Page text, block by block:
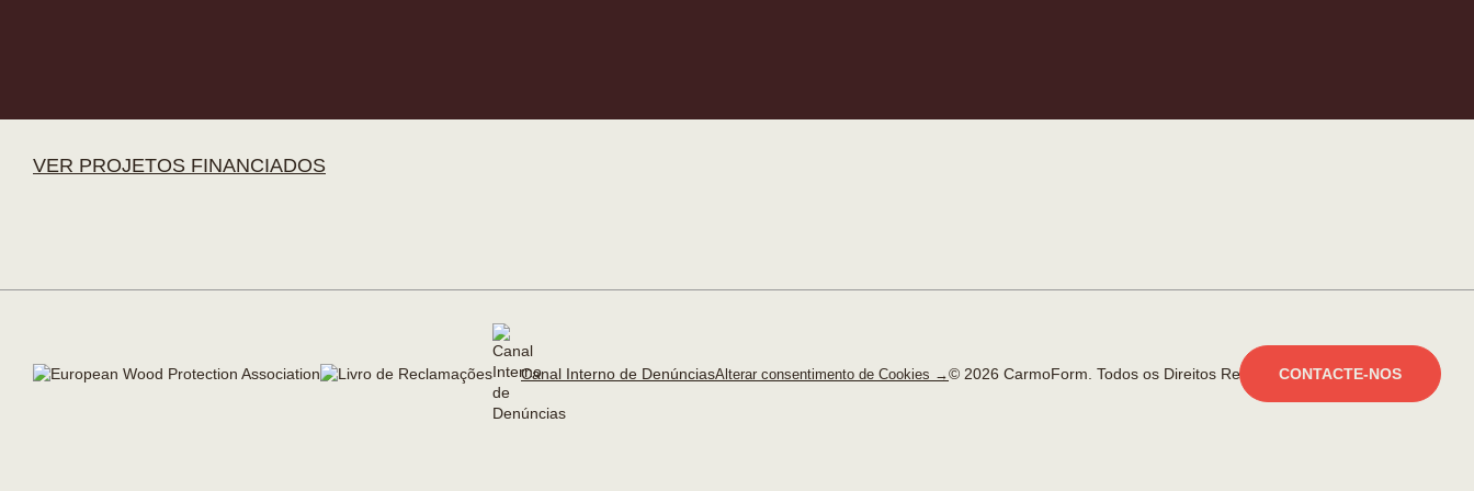
CONTACTE-NOS
VER PROJETOS FINANCIADOS
Canal Interno de DenúnciasAlterar consentimento de Cookies →© 2026 CarmoForm. Todos os Direitos Reservados.made by KOBU